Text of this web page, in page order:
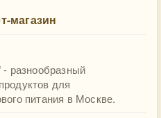
магазин
разнообразный
для
питания в Москве.